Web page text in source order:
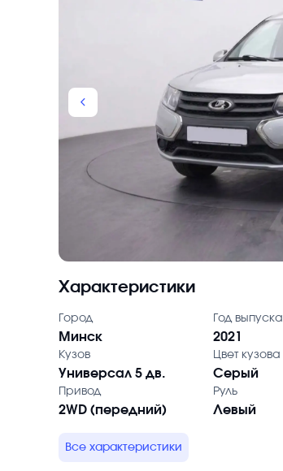
chevron_backward
Характеристики
Город
Минск
Год выпуска
2021
Кузов
Универсал 5 дв.
Цвет кузова
Серый
Привод
2WD (передний)
Руль
Левый
Все характеристики